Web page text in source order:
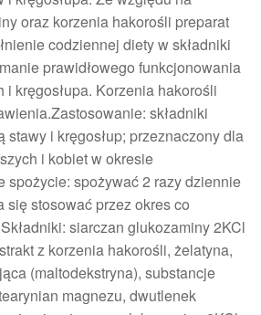
oraz korzenia hakorośli preparat
codziennej diety w składniki
prawidłowego funkcjonowania
kręgosłupa. Korzenia hakorośli
składniki
stawy i kręgosłup; przeznaczony dla
i kobiet w okresie
spożycie: spożywać 2 razy dziennie
się stosować przez okres co
siarczan glukozaminy 2KCl
z korzenia hakorośli, żelatyna,
(maltodekstryna), substancje
magnezu, dwutlenek